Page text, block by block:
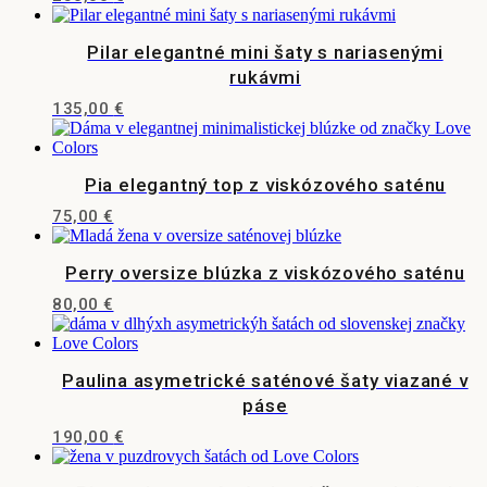
produktu.
si
môžete
vybrať
stránke
produktu.
Tento
Možnosti
si
môžete
stránke
produktu.
Pilar elegantné mini šaty s nariasenými
rukávmi
135,00 €
Tento
produkt
viacero
Možnosti
si
môžete
vybrať
na
stránke
produktu.
Pia elegantný top z viskózového saténu
75,00 €
Tento
má
variantov.
Možnosti
si
môžete
vybrať
stránke
produktu.
Perry oversize blúzka z viskózového saténu
80,00 €
Tento
produkt
viacero
si
môžete
Paulina asymetrické saténové šaty viazané v
páse
190,00 €
Tento